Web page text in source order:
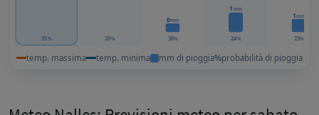
35% 20%
0mm
38%
1 mm
24%
1mm
23%
temp. massima temp. minima mm di pioggia%probabilità di pioggia